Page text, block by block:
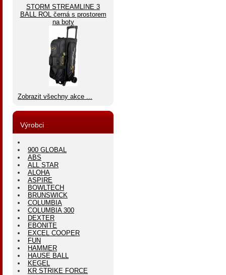
STORM STREAMLINE 3
BALL ROL černá s prostorem
na boty
Zobrazit všechny akce ...
Výrobci
900 GLOBAL
ABS
ALL STAR
ALOHA
ASPIRE
BOWLTECH
BRUNSWICK
COLUMBIA
COLUMBIA 300
DEXTER
EBONITE
EXCEL COOPER
FUN
HAMMER
HAUSE BALL
KEGEL
KR STRIKE FORCE